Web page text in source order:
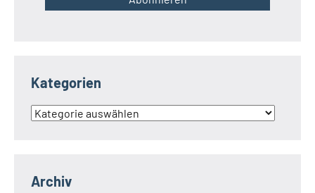
Kategorien
Kategorien
Archiv